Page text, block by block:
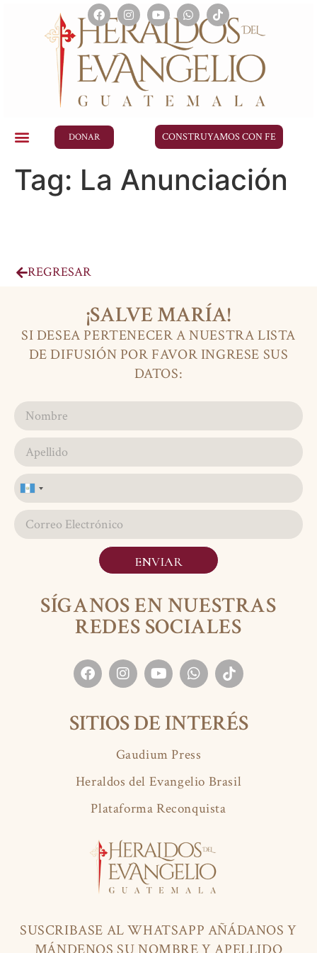
DONAR CONSTRUYAMOS CON FE
Tag: La Anunciación
REGRESAR
SUSCRIBASE AL WHATSAPP AÑÁDANOS Y
MÁNDENOS SU NOMBRE Y APELLIDO
SÍGANOS EN NUESTRAS
REDES SOCIALES
SITIOS DE INTERÉS
Gaudium Press
Heraldos del Evangelio Brasil
Plataforma Reconquista
¡SALVE MARÍA!
SI DESEA PERTENECER A NUESTRA LISTA
DE DIFUSIÓN POR FAVOR INGRESE SUS
DATOS:
Guatemala
ENVIAR